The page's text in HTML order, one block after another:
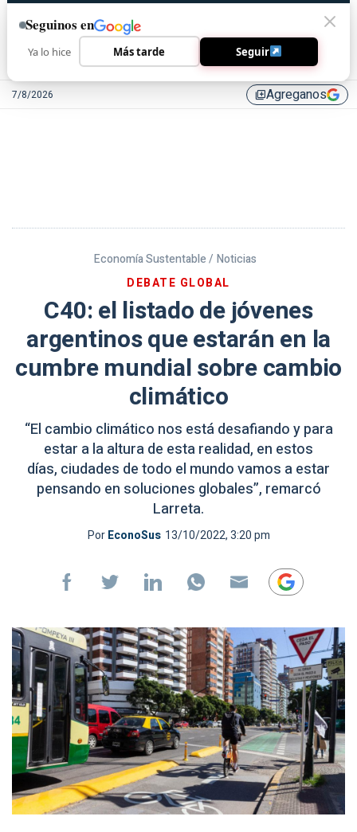
7/8/2026 library_addAgreganos
Economía Sustentable / Noticias
DEBATE GLOBAL
C40: el listado de jóvenes
argentinos que estarán en la
cumbre mundial sobre cambio
climático
“El cambio climático nos está desafiando y para
estar a la altura de esta realidad, en estos
días, ciudades de todo el mundo vamos a estar
pensando en soluciones globales”, remarcó
Larreta.
PorEconoSus 13/10/2022, 3:20 pm
Seguinos en
Ya lo hice Más tarde Seguir